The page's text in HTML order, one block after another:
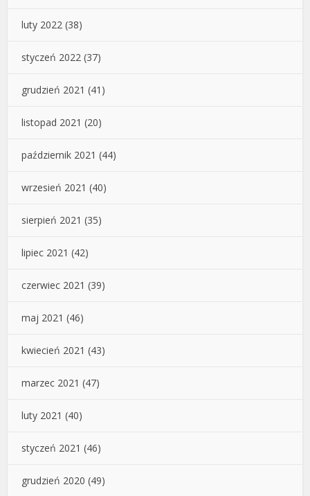
luty 2022 (38)
styczeń 2022 (37)
grudzień 2021 (41)
listopad 2021 (20)
październik 2021 (44)
wrzesień 2021 (40)
sierpień 2021 (35)
lipiec 2021 (42)
czerwiec 2021 (39)
maj 2021 (46)
kwiecień 2021 (43)
marzec 2021 (47)
luty 2021 (40)
styczeń 2021 (46)
grudzień 2020 (49)